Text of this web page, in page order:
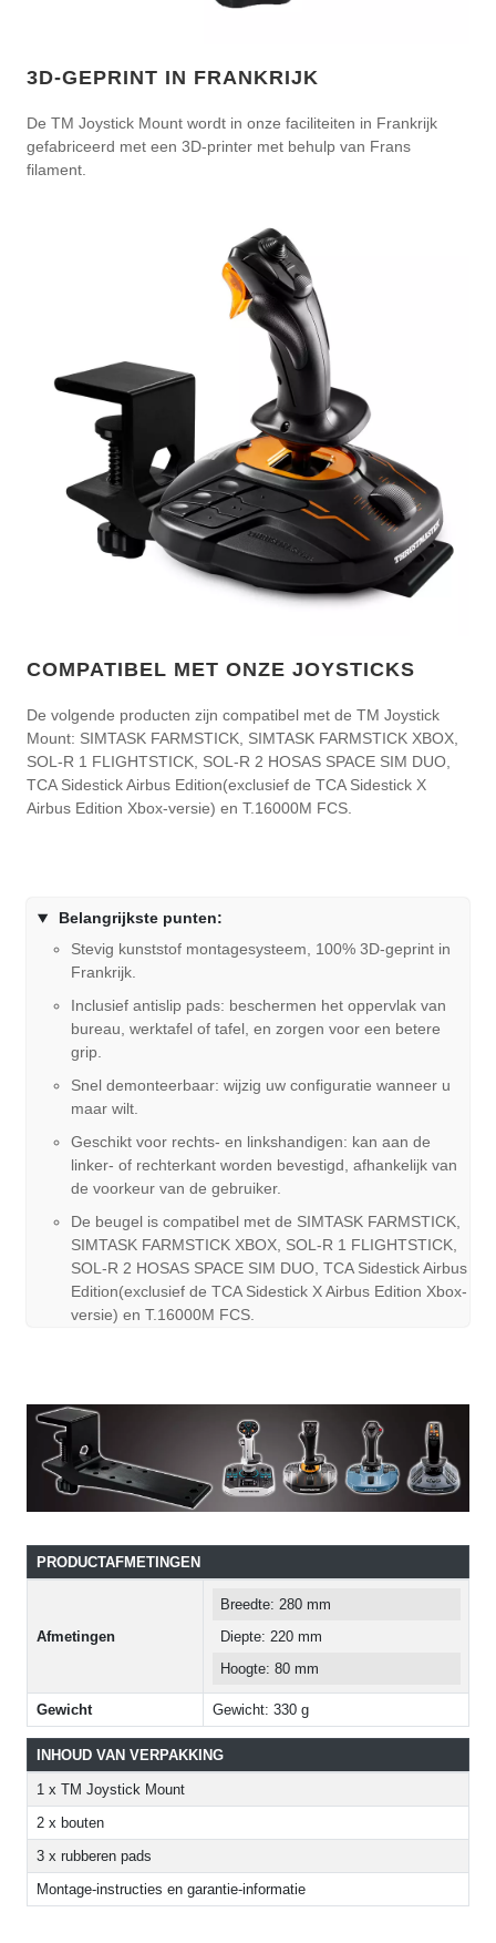
3D-GEPRINT IN FRANKRIJK
De TM Joystick Mount wordt in onze faciliteiten in Frankrijk
gefabriceerd met een 3D-printer met behulp van Frans
filament.
COMPATIBEL MET ONZE JOYSTICKS
De volgende producten zijn compatibel met de TM Joystick
Mount: SIMTASK FARMSTICK, SIMTASK FARMSTICK XBOX,
SOL-R 1 FLIGHTSTICK, SOL-R 2 HOSAS SPACE SIM DUO,
TCA Sidestick Airbus Edition(exclusief de TCA Sidestick X
Airbus Edition Xbox-versie) en T.16000M FCS.
Belangrijkste punten:
Stevig kunststof montagesysteem, 100% 3D-geprint in
Frankrijk.
Inclusief antislip pads: beschermen het oppervlak van
bureau, werktafel of tafel, en zorgen voor een betere
grip.
Snel demonteerbaar: wijzig uw configuratie wanneer u
maar wilt.
Geschikt voor rechts- en linkshandigen: kan aan de
linker- of rechterkant worden bevestigd, afhankelijk van
de voorkeur van de gebruiker.
De beugel is compatibel met de SIMTASK FARMSTICK,
SIMTASK FARMSTICK XBOX, SOL-R 1 FLIGHTSTICK,
SOL-R 2 HOSAS SPACE SIM DUO, TCA Sidestick Airbus
Edition(exclusief de TCA Sidestick X Airbus Edition Xbox-
versie) en T.16000M FCS.
PRODUCTAFMETINGEN
Afmetingen
Breedte: 280 mm
Diepte: 220 mm
Hoogte: 80 mm
Gewicht Gewicht: 330 g
INHOUD VAN VERPAKKING
1 x TM Joystick Mount
2 x bouten
3 x rubberen pads
Montage-instructies en garantie-informatie